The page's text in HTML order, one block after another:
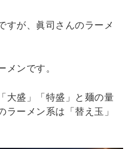
すが、眞司さんのラーメ
メンです。
大盛」「特盛」と麺の量
ラーメン系は「替え玉」